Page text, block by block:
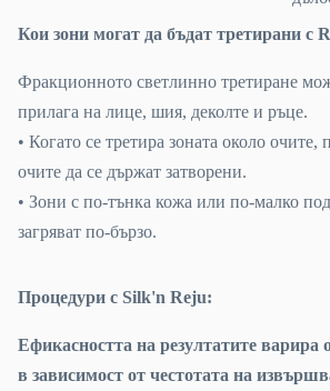
Кои зони могат да бъдат третирани с
Фракционното светлинно третиране
прилага на лице, шия, деколте и ръце.
• Когато се третира зоната около очите,
очите да се държат затворени.
• Зони с по-тънка кожа или по-малко
загряват по-бързо.
Процедури с Silk'n Reju:
Ефикасността на резултатите варира
в зависимост от честотата на